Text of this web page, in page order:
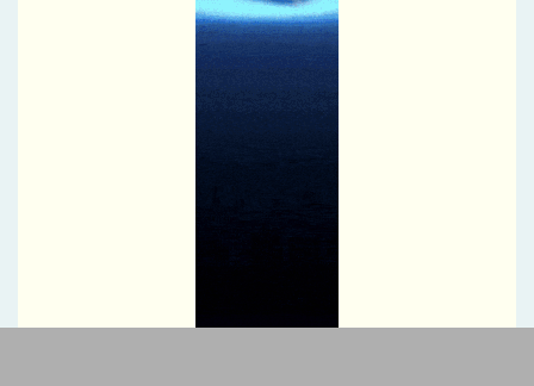
بهره‌برداری از دو دستگاه جدید پرس صابون در پاكسان
پیام تبریک مدیرعامل شرکت فولاد سفیددشت چهارمحال و بختیاری به
آغاز پذیره نویسی صندوق سیمان کیان ۱۸ مرداد‌ ۱۴۰۵